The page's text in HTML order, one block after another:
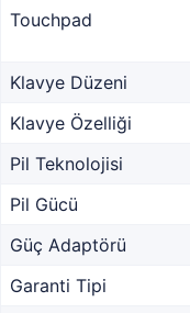
Touchpad
Klavye Düzeni
Klavye Özelliği
Pil Teknolojisi
Pil Gücü
Güç Adaptörü
Garanti Tipi